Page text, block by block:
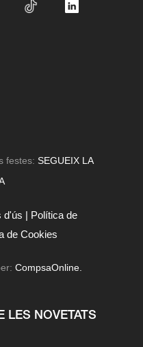
festes: SEGUEIX LA
d'ús | Política de
de Cookies
CompsaOnline.
LES NOVETATS